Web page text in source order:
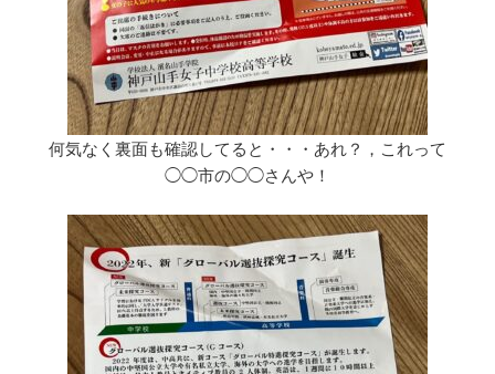
何気なく裏面も確認してると・・・あれ？，これって
◯◯市の◯◯さんや！